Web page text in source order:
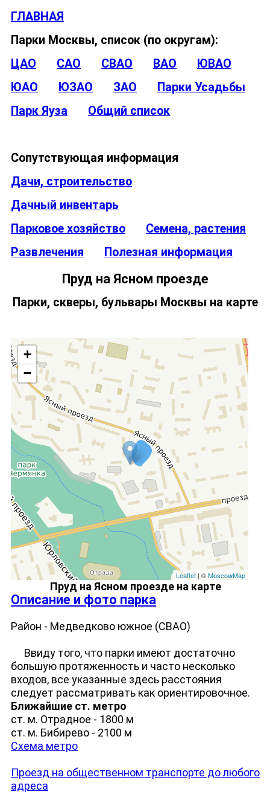
ГЛАВНАЯ
Парки Москвы, список (по округам):
ЦАО
САО СВАО ВАО
ЮВАО
ЮАО
ЮЗАО ЗАО
Парки Усадьбы
Парк Яуза
Общий список
Сопутствующая информация
Дачи, строительство
Дачный инвентарь
Парковое хозяйство
Семена, растения
Развлечения
Полезная информация
Пруд на Ясном проезде
Парки, скверы, бульвары Москвы на карте
+
−
Leaflet| ©MoscowMap
Пруд на Ясном проезде на карте
Описание и фото парка
Район - Медведково южное (СВАО)
Ввиду того, что парки имеют достаточно
большую протяженность и часто несколько
входов, все указанные здесь расстояния
следует рассматривать как ориентировочное.
Ближайшие ст. метро
ст. м. Отрадное - 1800 м
ст. м. Бибирево - 2100 м
Схема метро
Проезд на общественном транспорте до любого
адреса